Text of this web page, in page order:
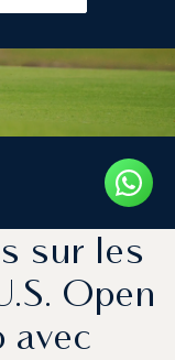
sur les
Open
avec